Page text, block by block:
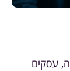
עסקים